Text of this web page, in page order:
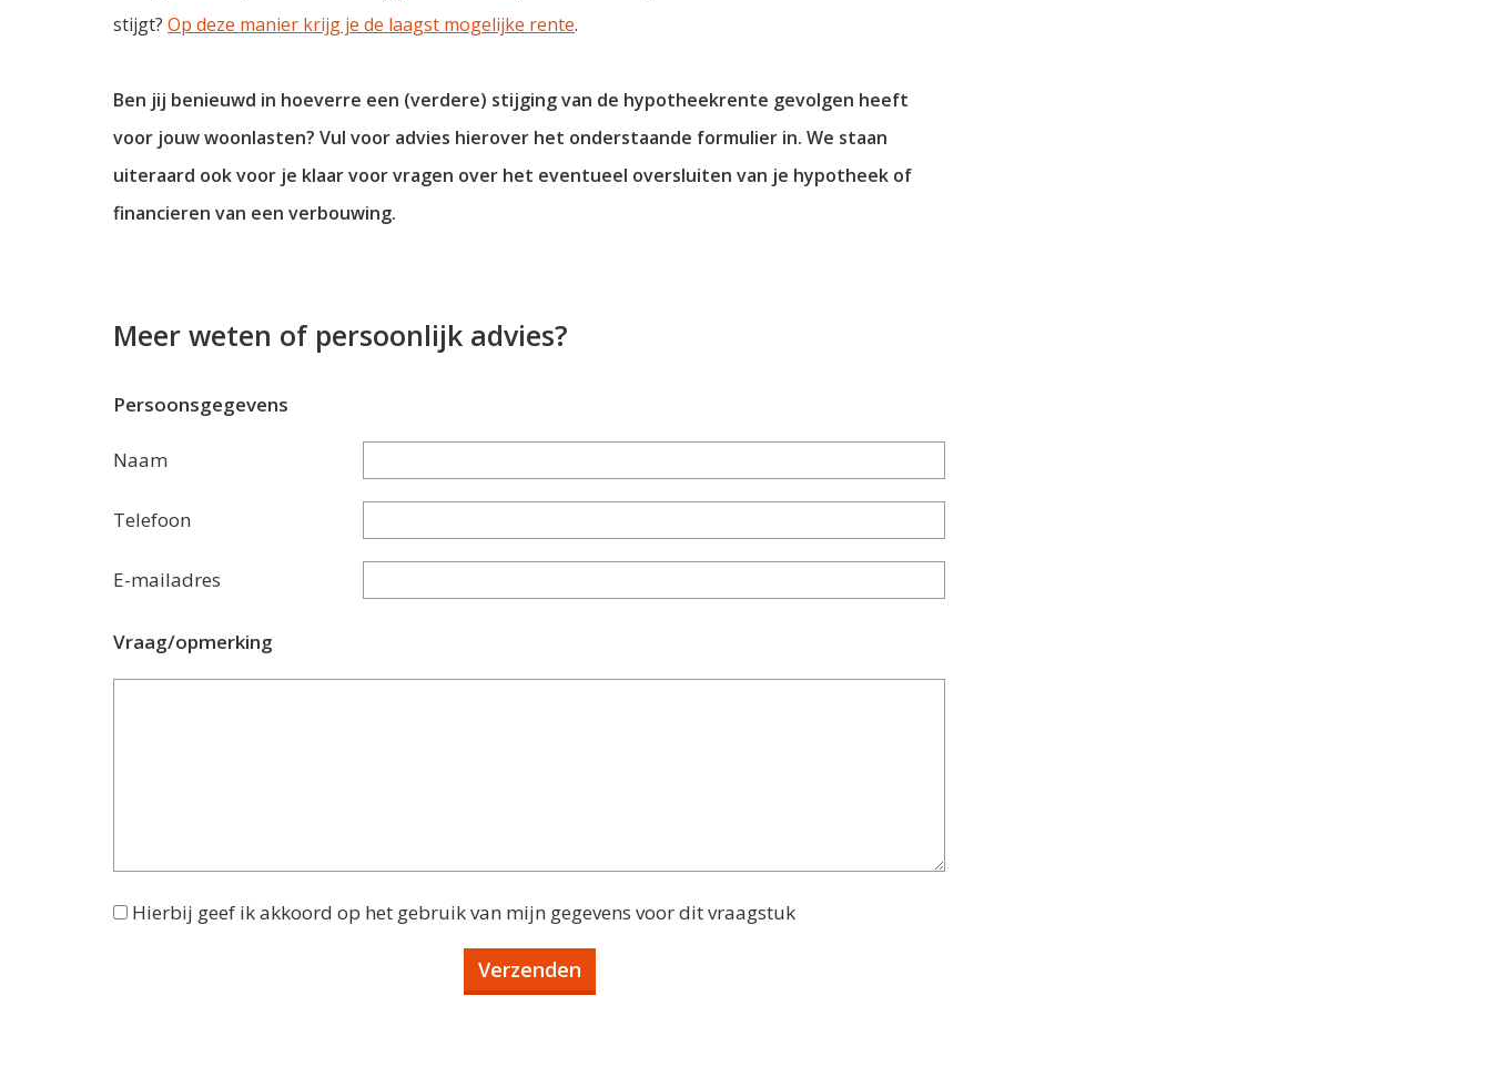
stijgt? Op deze manier krijg je de laagst mogelijke rente.
Ben jij benieuwd in hoeverre een (verdere) stijging van de hypotheekrente gevolgen heeft
voor jouw woonlasten? Vul voor advies hierover het onderstaande formulier in. We staan
uiteraard ook voor je klaar voor vragen over het eventueel oversluiten van je hypotheek of
financieren van een verbouwing.
Meer weten of persoonlijk advies?
Persoonsgegevens
Naam
Telefoon
E-mailadres
Vraag/opmerking
Hierbij geef ik akkoord op het gebruik van mijn gegevens voor dit vraagstuk